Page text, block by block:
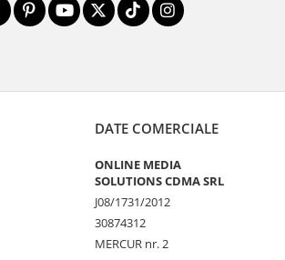
DATE COMERCIALE
ONLINE MEDIA
SOLUTIONS CDMA SRL
J08/1731/2012
30874312
MERCUR nr. 2